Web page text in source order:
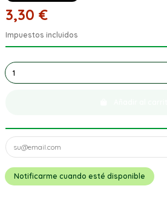
3,30 €
Impuestos incluidos